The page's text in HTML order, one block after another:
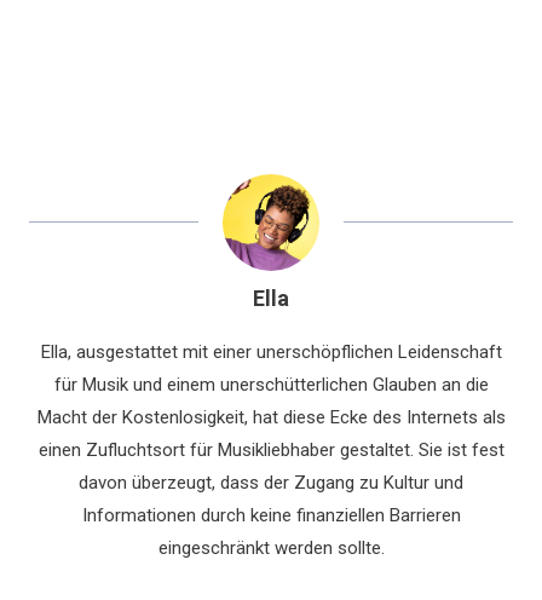
Ella
Ella, ausgestattet mit einer unerschöpflichen Leidenschaft
für Musik und einem unerschütterlichen Glauben an die
Macht der Kostenlosigkeit, hat diese Ecke des Internets als
einen Zufluchtsort für Musikliebhaber gestaltet. Sie ist fest
davon überzeugt, dass der Zugang zu Kultur und
Informationen durch keine finanziellen Barrieren
eingeschränkt werden sollte.